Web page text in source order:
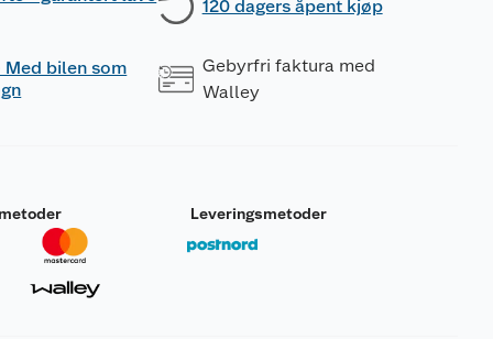
120 dagers åpent kjøp
Med bilen som
Gebyrfri faktura med
Walley
Leveringsmetoder